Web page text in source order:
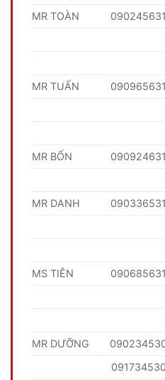
MR TOÀN
MR TUẤN
MR BỐN
MR DANH
MS TIÊN
MR DƯỠNG